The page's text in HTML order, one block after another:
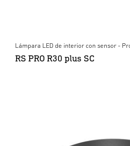
Lámpara LED de interior con sensor -
RS PRO R30 plus SC